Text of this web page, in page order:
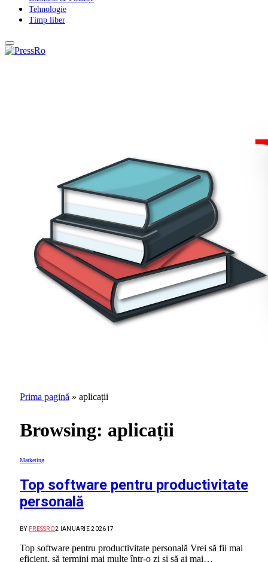
Tehnologie
Timp liber
Prima pagină » aplicații
Browsing: aplicații
Marketing
Top software pentru productivitate
personală
BY PRESSRO2 IANUARIE 202617
Top software pentru productivitate personală Vrei să fii mai
eficient, să termini mai multe într-o zi și să ai mai…